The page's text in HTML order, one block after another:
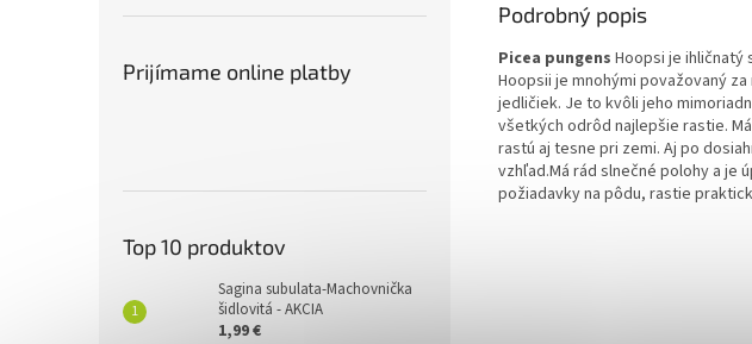
Prijímame online platby
Top 10 produktov
Sagina subulata-Machovnička
šidlovitá - AKCIA
1,99 €
Podrobný popis
Picea pungens Hoopsi je ihličnatý
Hoopsii je mnohými považovaný
jedličiek. Je to kvôli jeho
všetkých odrôd najlepšie rastie.
rastú aj tesne pri zemi. Aj po
vzhľad.Má rád slnečné polohy a je
požiadavky na pôdu, rastie